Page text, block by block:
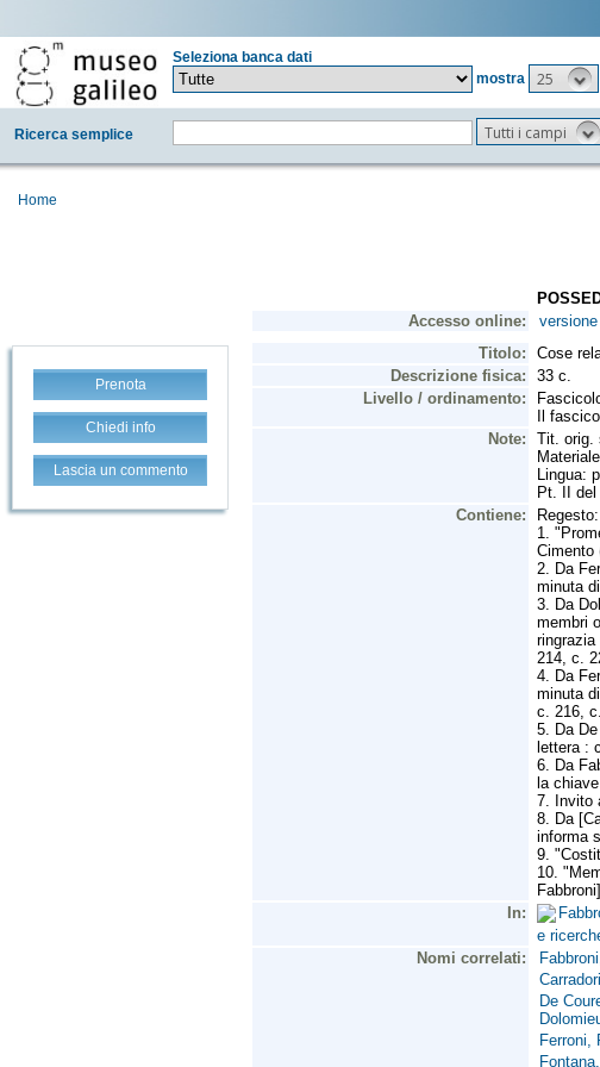
Seleziona banca dati
mostra
25
Ricerca semplice Tutti i campi
Home
Prenota
Chiedi info
Lascia un commento